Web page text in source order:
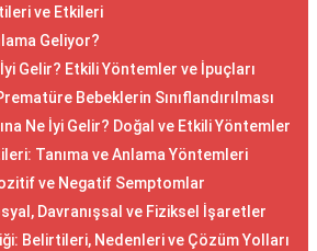
ve Etkileri
Geliyor?
Gelir? Etkili Yöntemler ve İpuçları
Bebeklerin Sınıflandırılması
Ne İyi Gelir? Doğal ve Etkili Yöntemler
Tanıma ve Anlama Yöntemleri
ve Negatif Semptomlar
Davranışsal ve Fiziksel İşaretler
Belirtileri, Nedenleri ve Çözüm Yolları